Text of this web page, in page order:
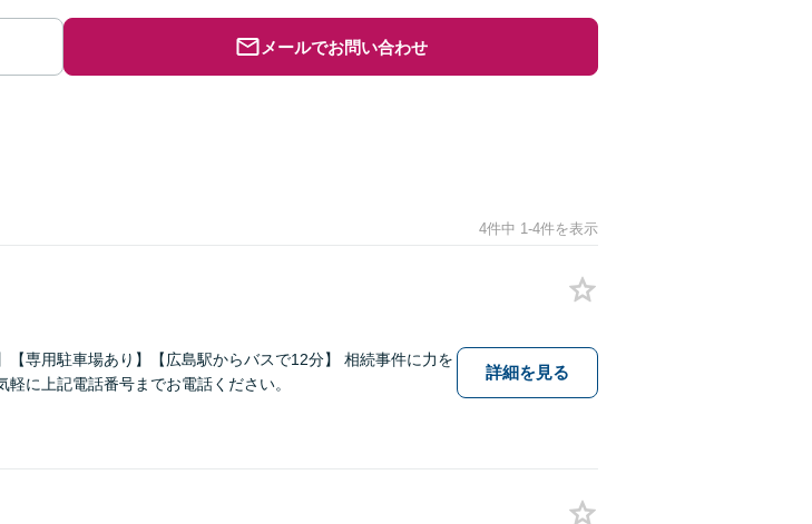
メールでお問い合わせ
4件中 1-4件を表示
専用駐車場あり】【広島駅からバスで12分】 相続事件に力を
に上記電話番号までお電話ください。
詳細を見る